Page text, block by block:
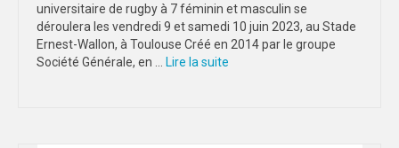
universitaire de rugby à 7 féminin et masculin se
déroulera les vendredi 9 et samedi 10 juin 2023, au Stade
Ernest-Wallon, à Toulouse Créé en 2014 par le groupe
Société Générale, en … Lire la suite­­